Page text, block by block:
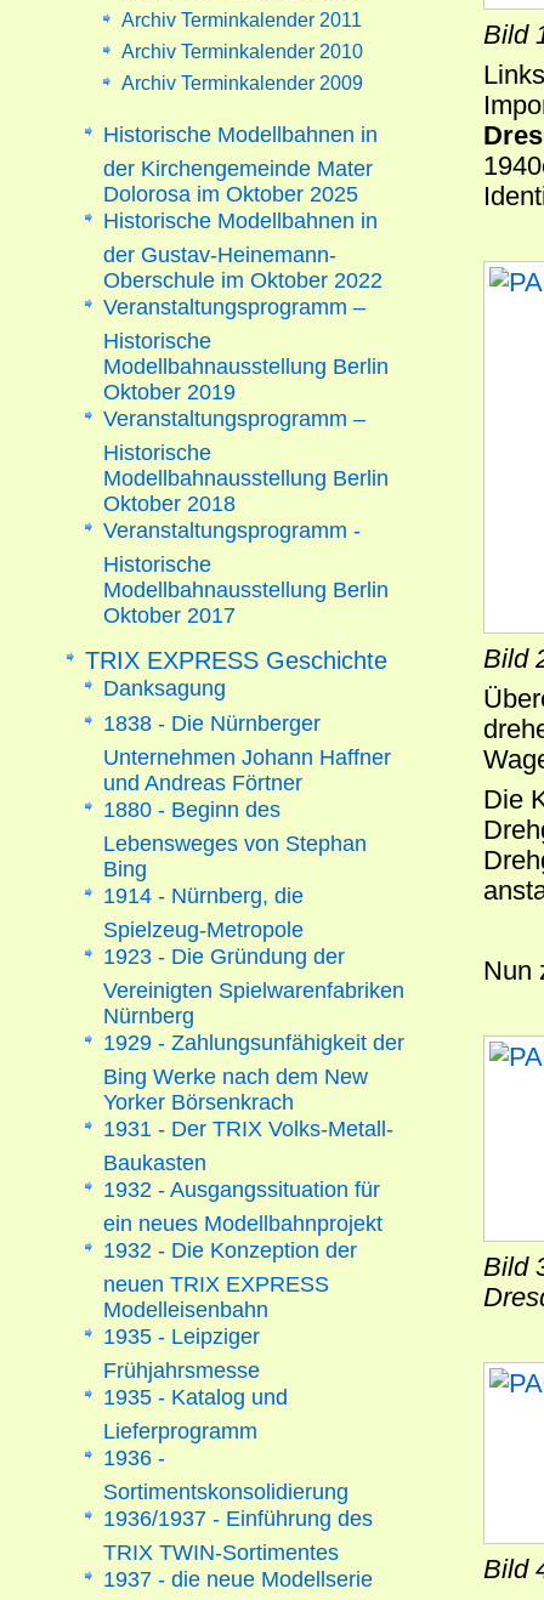
Bild
Bild
Die
Nun
Bild
Bild
Archiv Terminkalender 2011
Archiv Terminkalender 2010
Archiv Terminkalender 2009
Historische Modellbahnen in
der Kirchengemeinde Mater
Dolorosa im Oktober 2025
Historische Modellbahnen in
der Gustav-Heinemann-
Oberschule im Oktober 2022
Veranstaltungsprogramm –
Historische
Modellbahnausstellung Berlin
Oktober 2019
Veranstaltungsprogramm –
Historische
Modellbahnausstellung Berlin
Oktober 2018
Veranstaltungsprogramm -
Historische
Modellbahnausstellung Berlin
Oktober 2017
TRIX EXPRESS Geschichte
Danksagung
1838 - Die Nürnberger
Unternehmen Johann Haffner
und Andreas Förtner
1880 - Beginn des
Lebensweges von Stephan
Bing
1914 - Nürnberg, die
Spielzeug-Metropole
1923 - Die Gründung der
Vereinigten Spielwarenfabriken
Nürnberg
1929 - Zahlungsunfähigkeit der
Bing Werke nach dem New
Yorker Börsenkrach
1931 - Der TRIX Volks-Metall-
Baukasten
1932 - Ausgangssituation für
ein neues Modellbahnprojekt
1932 - Die Konzeption der
neuen TRIX EXPRESS
Modelleisenbahn
1935 - Leipziger
Frühjahrsmesse
1935 - Katalog und
Lieferprogramm
1936 -
Sortimentskonsolidierung
1936/1937 - Einführung des
TRIX TWIN-Sortimentes
1937 - die neue Modellserie